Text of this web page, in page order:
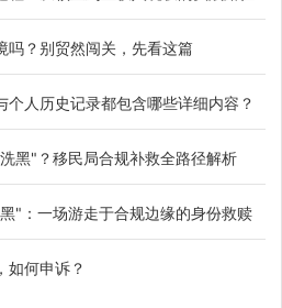
吗？别贸然闯关，先看这篇
个人历史记录都包含哪些详细内容？
黑"？移民局合规补救全路径解析
"：一场游走于合规边缘的身份救赎
如何申诉？